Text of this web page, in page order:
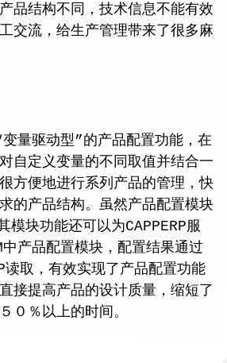
品结构不同，技术信息不能有效
交流，给生产管理带来了很多麻
量驱动型”的产品配置功能，在
自定义变量的不同取值并结合一
方便地进行系列产品的管理，快
的产品结构。虽然产品配置模块
模块功能还可以为CAPPERP服
中产品配置模块，配置结果通过
读取，有效实现了产品配置功能
接提高产品的设计质量，缩短了
０％以上的时间。